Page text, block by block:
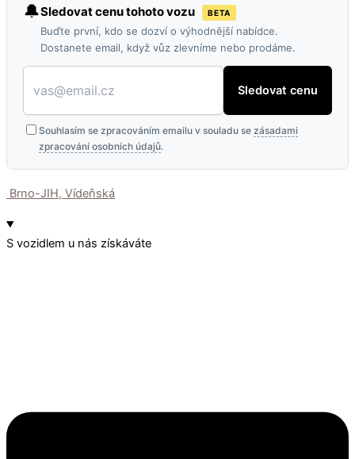
🔔Sledovat cenu tohoto vozu BETA
Buďte první, kdo se dozví o výhodnější nabídce.
Dostanete email, když vůz zlevníme nebo prodáme.
Sledovat cenu
Souhlasím se zpracováním emailu v souladu se zásadami
zpracování osobních údajů.
Brno-JIH, Vídeňská
S vozidlem u nás získáváte